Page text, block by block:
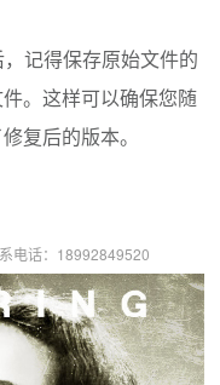
记得保存原始文件的
。这样可以确保您随
复后的版本。
电话：18992849520